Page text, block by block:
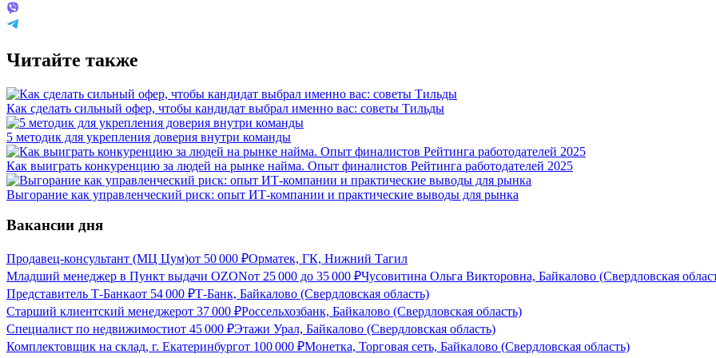
Читайте также
Как сделать сильный офер, чтобы кандидат выбрал именно вас: советы Тильды
5 методик для укрепления доверия внутри команды
Как выиграть конкуренцию за людей на рынке найма. Опыт финалистов Рейтинга работодателей 2025
Выгорание как управленческий риск: опыт ИТ-компании и практические выводы для рынка
Вакансии дня
Продавец-консультант (МЦ Цум)от 50 000 ₽Орматек, ГК, Нижний Тагил
Младший менеджер в Пункт выдачи OZONот 25 000 до 35 000 ₽Чусовитина Ольга Викторовна, Байкалово (Свердловская
Представитель Т-Банкаот 54 000 ₽Т-Банк, Байкалово (Свердловская область)
Старший клиентский менеджерот 37 000 ₽Россельхозбанк, Байкалово (Свердловская область)
Специалист по недвижимостиот 45 000 ₽Этажи Урал, Байкалово (Свердловская область)
Комплектовщик на склад, г. Екатеринбургот 100 000 ₽Монетка, Торговая сеть, Байкалово (Свердловская область)